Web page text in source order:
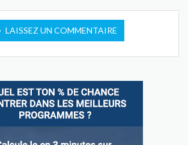
LAISSEZ UN COMMENTAIRE